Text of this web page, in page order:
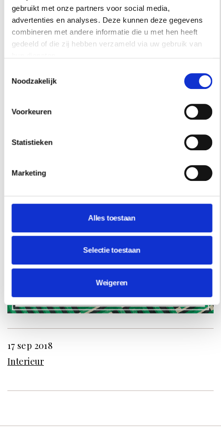
gebruikt met onze partners voor social media,
advertenties en analyses. Deze kunnen deze gegevens
combineren met andere informatie die u met hen heeft
gedeeld of die zij hebben verzameld via uw gebruik van
Noodzakelijk
Voorkeuren
Statistieken
Marketing
Alles toestaan
Selectie toestaan
Weigeren
vier UV-lampen die tijdens het douchen zorgen voor een
gezonde dosis vitamine D. Alles is fraai afgewerkt.
Combineer met stoomcabine voor de ultieme spa in huis.
Sunshower.nl.
Deze hotspot bij onze zuiderburen mag je niet missen >
Het nieuwe kleurrijke lifestylemerk van Hanna Verboom >
The Interior Addict ontdekt Rotterdam >
17 sep 2018
Interieur